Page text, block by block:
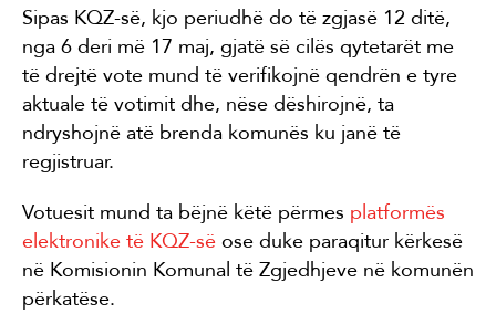
Sipas KQZ-së, kjo periudhë do të zgjasë 12 ditë,
nga 6 deri më 17 maj, gjatë së cilës qytetarët me
të drejtë vote mund të verifikojnë qendrën e tyre
aktuale të votimit dhe, nëse dëshirojnë, ta
ndryshojnë atë brenda komunës ku janë të
regjistruar.
Votuesit mund ta bëjnë këtë përmes platformës
elektronike të KQZ-së ose duke paraqitur kërkesë
në Komisionin Komunal të Zgjedhjeve në komunën
përkatëse.